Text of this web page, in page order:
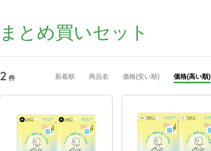
まとめ買いセット
新着順 商品名 価格(安い順) 価格(高い順)
2 件